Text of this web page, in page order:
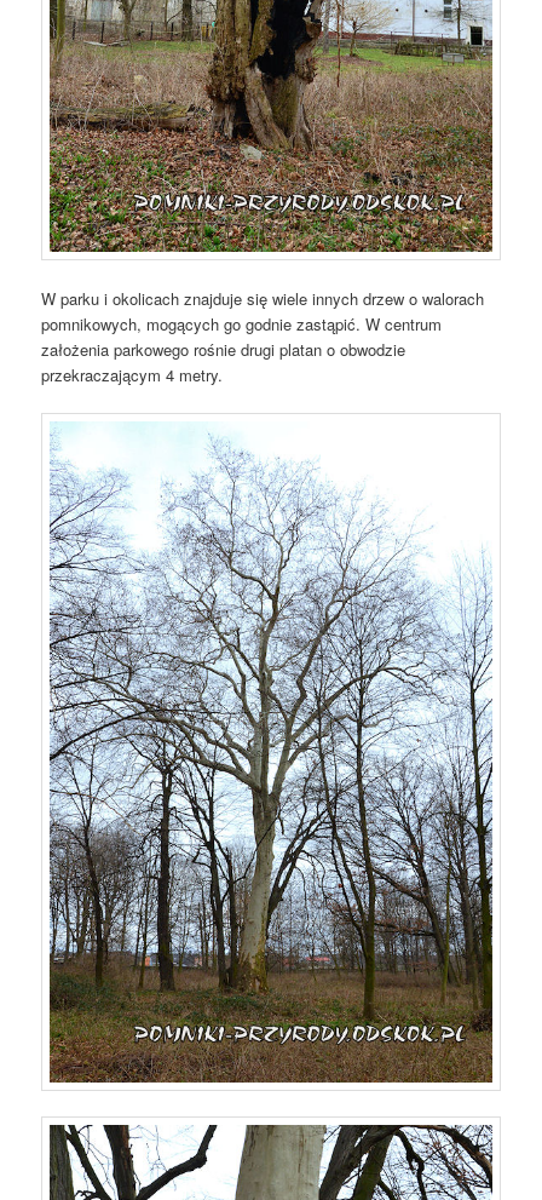
W parku i okolicach znajduje się wiele innych drzew o walorach
pomnikowych, mogących go godnie zastąpić. W centrum
założenia parkowego rośnie drugi platan o obwodzie
przekraczającym 4 metry.